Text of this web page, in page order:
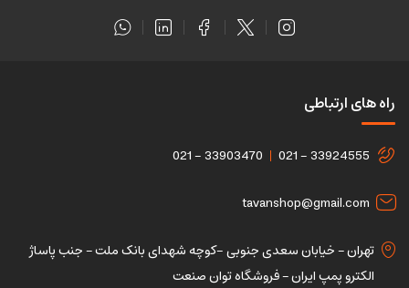
راه های ارتباطی
021 - 33924555
021 - 33903470
tavanshop@gmail.com
تهران – خیابان سعدی جنوبی -کوچه شهدای بانک ملت – جنب پاساژ
الکترو پمپ ایران – فروشگاه توان صنعت